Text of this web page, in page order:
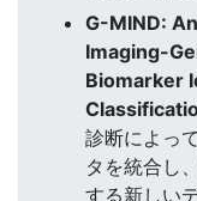
G-MIND:
Imaging-
Biomarker
診断によっ
タを統合し
する新しい